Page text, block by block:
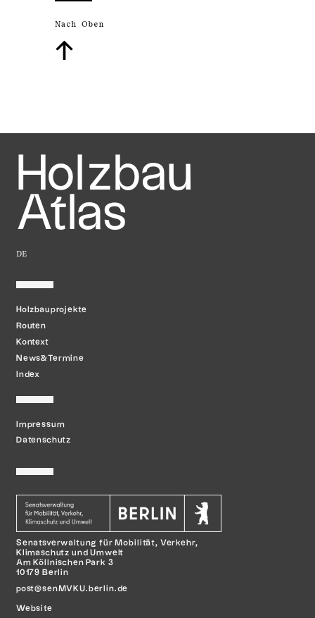
Nach Oben
↑
Holzbau
Atlas
DE
Holzbauprojekte
Routen
Kontext
News&Termine
Index
Impressum
Datenschutz
Senatsverwaltung für Mobilität, Verkehr,
Klimaschutz und Umwelt
Am Köllnischen Park 3
10179 Berlin
post@senMVKU.berlin.de
Website